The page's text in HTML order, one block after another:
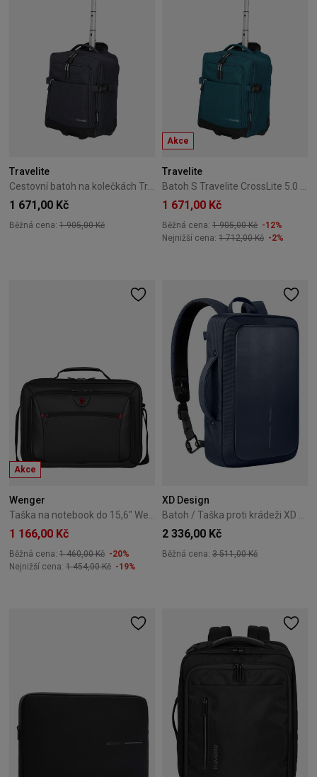
Travelite
1 671,00 Kč
Běžná cena: 1 905,00 Kč
Akce
Travelite
1 671,00 Kč
Běžná cena: 1 905,00 Kč -12%
Nejnižší cena: 1 712,00 Kč -2%
Akce
Wenger
1 166,00 Kč
Běžná cena: 1 460,00 Kč -20%
Nejnižší cena: 1 454,00 Kč -19%
XD Design
2 336,00 Kč
Běžná cena: 3 511,00 Kč